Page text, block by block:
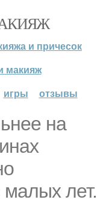
и причесок
макияж
игры отзывы
на
лет.